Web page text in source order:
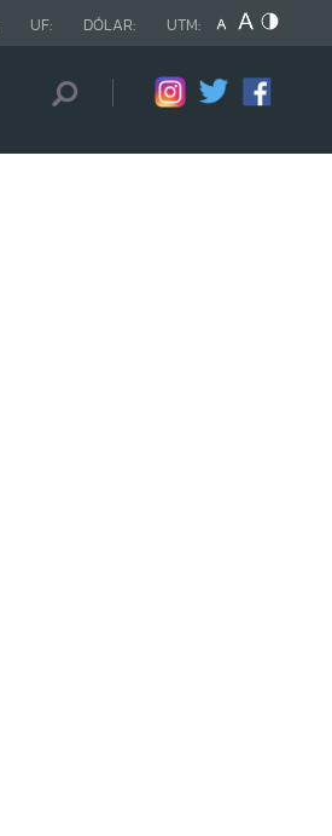
UF: DÓLAR: UTM: